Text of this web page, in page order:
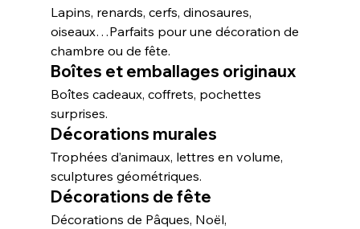
Lapins, renards, cerfs, dinosaures,
oiseaux…Parfaits pour une décoration de
chambre ou de fête.
Boîtes et emballages originaux
Boîtes cadeaux, coffrets, pochettes
surprises.
Décorations murales
Trophées d’animaux, lettres en volume,
sculptures géométriques.
Décorations de fête
Décorations de Pâques, Noël,